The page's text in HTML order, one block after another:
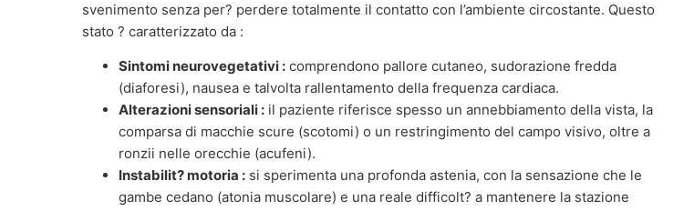
svenimento senza per? perdere totalmente il contatto con l’ambiente circostante. Questo
stato ? caratterizzato da :
Sintomi neurovegetativi : comprendono pallore cutaneo, sudorazione fredda
(diaforesi), nausea e talvolta rallentamento della frequenza cardiaca.
Alterazioni sensoriali : il paziente riferisce spesso un annebbiamento della vista, la
comparsa di macchie scure (scotomi) o un restringimento del campo visivo, oltre a
ronzii nelle orecchie (acufeni).
Instabilit? motoria : si sperimenta una profonda astenia, con la sensazione che le
gambe cedano (atonia muscolare) e una reale difficolt? a mantenere la stazione